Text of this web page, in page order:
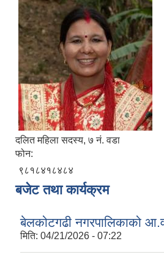
दलित महिला सदस्य, ७ नं. वडा
फोन:
९८१८४१८४८४
बजेट तथा कार्यक्रम
बेलकोटगढी नगरपालिकाको
मिति: 04/21/2026 - 07:22